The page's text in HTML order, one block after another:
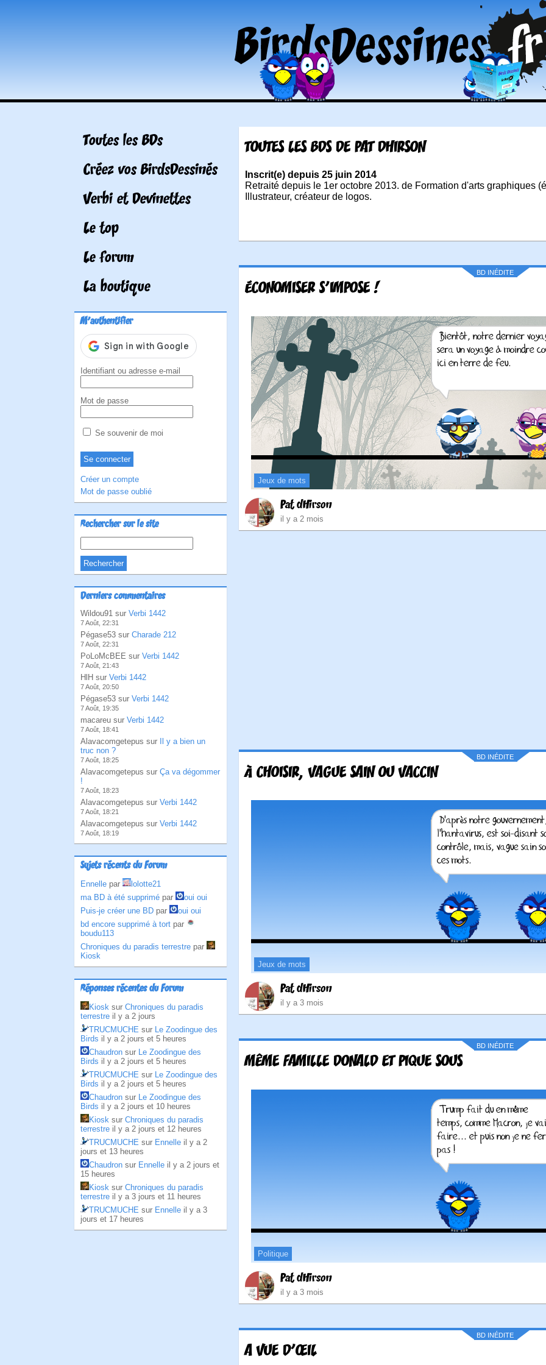
Toutes les BDs
Créez vos BirdsDessinés
Verbi et Devinettes
Le top
Le forum
La boutique
M'authentifier
Identifiant ou adresse e-mail
Mot de passe
Se souvenir de moi
Créer un compte
Mot de passe oublié
Rechercher sur le site
Derniers commentaires
Wildou91 sur Verbi 1442
7 Août, 22:31
Pégase53 sur Charade 212
7 Août, 22:31
PoLoMcBEE sur Verbi 1442
7 Août, 21:43
HlH sur Verbi 1442
7 Août, 20:50
Pégase53 sur Verbi 1442
7 Août, 19:35
macareu sur Verbi 1442
7 Août, 18:41
Alavacomgetepus sur
Il y a bien un
truc non ?
7 Août, 18:25
Alavacomgetepus sur Ça va dégommer
!
7 Août, 18:23
Alavacomgetepus sur Verbi 1442
7 Août, 18:21
Alavacomgetepus sur Verbi 1442
7 Août, 18:19
Sujets récents du Forum
Ennelle par
lolotte21
ma BD à été supprimé par
oui oui
Puis-je créer une BD par
oui oui
bd encore supprimé à tort par
boudu113
Chroniques du paradis terrestre par
Kiosk
Réponses récentes du Forum
Kiosk sur Chroniques du paradis
terrestre il y a 2 jours
TRUCMUCHE sur Le Zoodingue des
Birds il y a 2 jours et 5 heures
Chaudron sur Le Zoodingue des
Birds il y a 2 jours et 5 heures
TRUCMUCHE sur Le Zoodingue des
Birds il y a 2 jours et 5 heures
Chaudron sur Le Zoodingue des
Birds il y a 2 jours et 10 heures
Kiosk sur Chroniques du paradis
terrestre il y a 2 jours et 12 heures
TRUCMUCHE sur Ennelle il y a 2
jours et 13 heures
Chaudron sur Ennelle il y a 2 jours et
15 heures
Kiosk sur Chroniques du paradis
terrestre il y a 3 jours et 11 heures
TRUCMUCHE sur Ennelle il y a 3
jours et 17 heures
TOUTES LES BDS DE PAT DHIRSON
Inscrit(e) depuis 25 juin 2014
Retraité depuis le 1er octobre 2013. de Formation d'arts graphiques
Illustrateur, créateur de logos.
BD INÉDITE
ÉCONOMISER S'IMPOSE !
Jeux de mots
Pat dHirson
il y a 2 mois
BD INÉDITE
À CHOISIR, VAGUE SAIN OU VACCIN
Jeux de mots
Pat dHirson
il y a 3 mois
BD INÉDITE
MÊME FAMILLE DONALD ET PIQUE SOUS
Politique
Pat dHirson
il y a 3 mois
BD INÉDITE
A VUE D'ŒIL